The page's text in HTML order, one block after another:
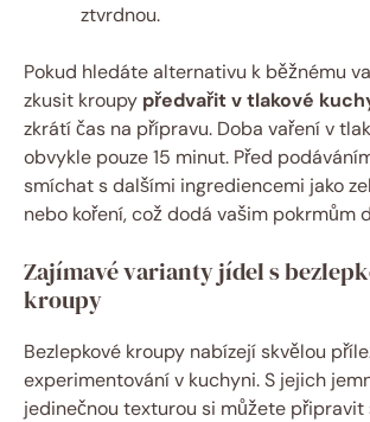
ztvrdnou.
Pokud hledáte alternativu k běžnému
zkusit kroupy předvařit v tlakové
zkrátí čas na přípravu. Doba vaření v
obvykle pouze 15 minut. Před
smíchat s dalšími ingrediencemi jako
nebo koření, což dodá vašim pokrmům
Zajímavé varianty jídel s
kroupy
Bezlepkové kroupy nabízejí skvělou
experimentování v kuchyni. S jejich
jedinečnou texturou si můžete